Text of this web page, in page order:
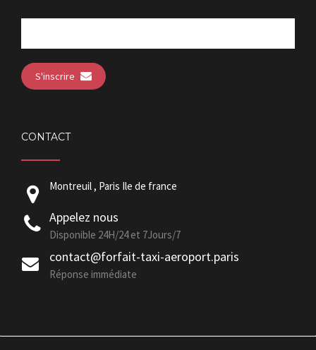
S'inscrire
CONTACT
Montreuil , Paris Ile de france
Appelez nous
Disponible 24H/24 et 7Jours/7
contact@forfait-taxi-aeroport.paris
Réponse immédiate